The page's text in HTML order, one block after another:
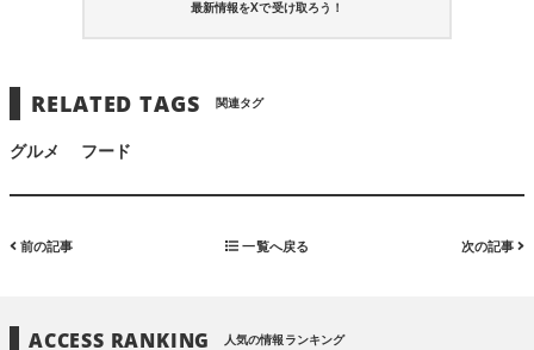
最新情報をXで受け取ろう！
RELATED TAGS 関連タグ
グルメ フード
前の記事 一覧へ戻る 次の記事
ACCESS RANKING 人気の情報ランキング